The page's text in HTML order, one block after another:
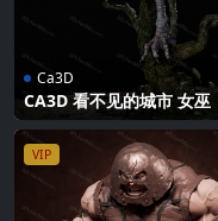
Ca3D
CA3D 看不见的城市 女巫
VIP